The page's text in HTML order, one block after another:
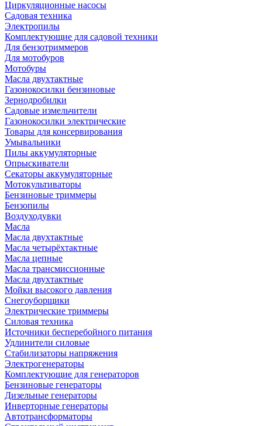
Циркуляционные насосы
Садовая техника
Электропилы
Комплектующие для садовой техники
Для бензотриммеров
Для мотобуров
Мотобуры
Масла двухтактные
Газонокосилки бензиновые
Зернодробилки
Садовые измельчители
Газонокосилки электрические
Товары для консервирования
Умывальники
Пилы аккумуляторные
Опрыскиватели
Секаторы аккумуляторные
Мотокультиваторы
Бензиновые триммеры
Бензопилы
Воздуходувки
Масла
Масла двухтактные
Масла четырёхтактные
Масла цепные
Масла трансмиссионные
Масла двухтактные
Мойки высокого давления
Снегоуборщики
Электрические триммеры
Силовая техника
Источники бесперебойного питания
Удлинители силовые
Стабилизаторы напряжения
Электрогенераторы
Комплектующие для генераторов
Бензиновые генераторы
Дизельные генераторы
Инверторные генераторы
Автотрансформаторы